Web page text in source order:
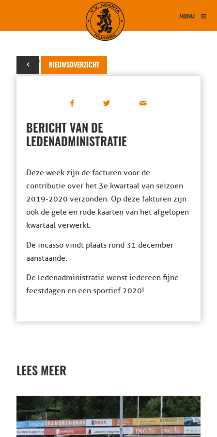
MENU
NIEUWSOVERZICHT
24 december 2019
BERICHT VAN DE
LEDENADMINISTRATIE
Deze week zijn de facturen voor de
contributie over het 3e kwartaal van seizoen
2019-2020 verzonden. Op deze fakturen zijn
ook de gele en rode kaarten van het afgelopen
kwartaal verwerkt.
De incasso vindt plaats rond 31 december
aanstaande.
De ledenadministratie wenst iedereen fijne
feestdagen en een sportief 2020!
LEES MEER